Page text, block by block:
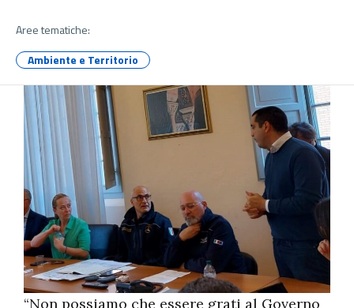
Aree tematiche:
Ambiente e Territorio
“Non possiamo che essere grati al Governo